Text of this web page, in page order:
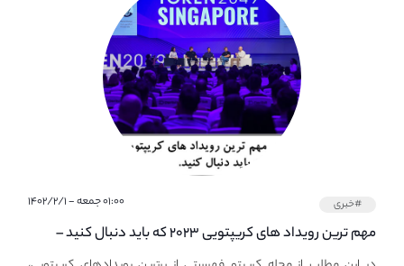
#خبری ۰۱:۰۰ جمعه - ۱۴۰۲/۲/۱
مهم ترین رویداد های کریپتویی ۲۰۲۳ که باید دنبال کنید –
معرفی بهترین رویداد های جهانی